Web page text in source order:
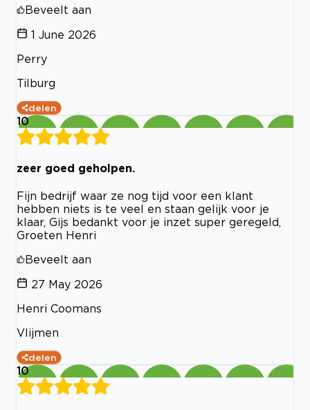
Beveelt aan
1 June 2026
Perry
Tilburg
delen
10
zeer goed geholpen.
Fijn bedrijf waar ze nog tijd voor een klant
hebben niets is te veel en staan gelijk voor je
klaar, Gijs bedankt voor je inzet super geregeld,
Groeten Henri
Beveelt aan
27 May 2026
Henri Coomans
Vlijmen
delen
10